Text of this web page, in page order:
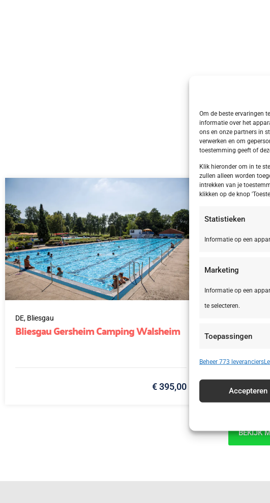
Om de beste ervaringen
informatie over het
ons en onze partners in
verwerken en om
toestemming geeft of
Klik hieronder om in te
zullen alleen worden
intrekken van je
klikken op de knop
Statistieken
Informatie op een
Marketing
Informatie op een
te selecteren.
Toepassingen
Advertenties en
Beheer 773 leveranciers
Accepteren
Meer
DE, Bliesgau
Bliesgau Gersheim Camping Walsheim
€ 395,00
Le Marche
Sierra
BEKIJK